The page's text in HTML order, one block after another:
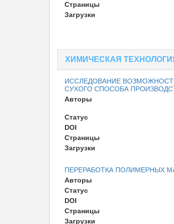
Страницы
Загрузки
ХИМИЧЕСКАЯ
ИССЛЕДОВАНИЕ
СУХОГО СПОСОБА
Авторы
Статус
DOI
Страницы
Загрузки
ПЕРЕРАБОТКА ПОЛИМЕРНЫХ
Авторы
Статус
DOI
Страницы
Загрузки